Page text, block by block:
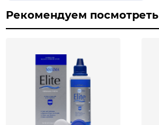
Рекомендуем посмотреть